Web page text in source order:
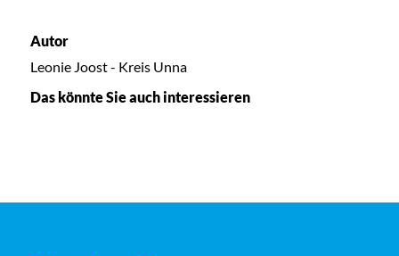
Autor
Leonie Joost - Kreis Unna
Das könnte Sie auch interessieren